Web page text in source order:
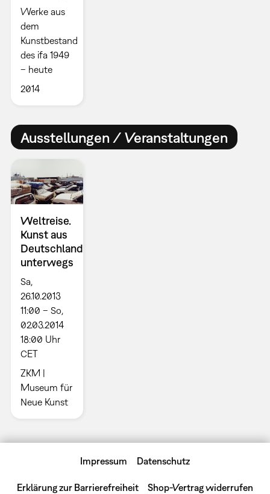
Werke aus
dem
Kunstbestand
des ifa 1949
– heute
2014
Ausstellungen / Veranstaltungen
Weltreise.
Kunst aus
Deutschland
unterwegs
Sa,
26.10.2013
11:00 – So,
02.03.2014
18:00 Uhr
CET
ZKM |
Museum für
Neue Kunst
Impressum Datenschutz
Erklärung zur Barrierefreiheit Shop-Vertrag widerrufen